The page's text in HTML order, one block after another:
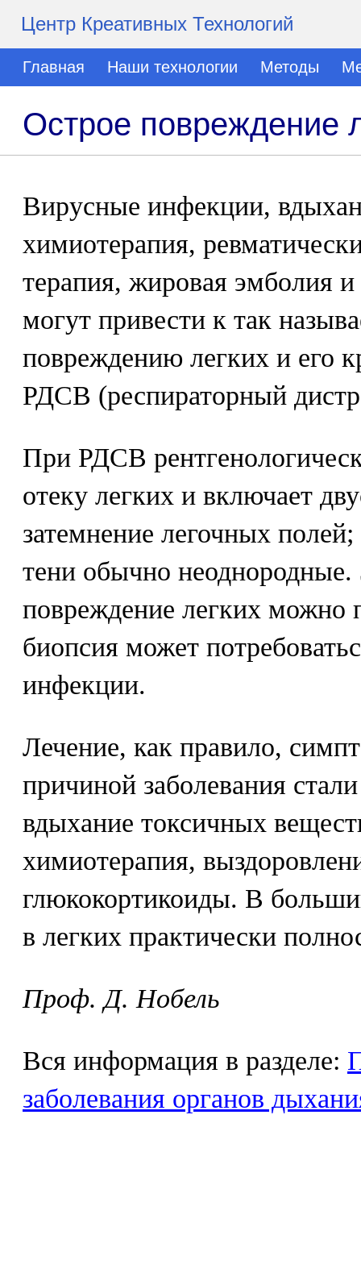
Центр Креативных Технологий
Главная Наши технологии Методы
Острое повреждение
Вирусные инфекции,
химиотерапия,
терапия, жировая эмболия и
могут привести к так
повреждению легких и его
РДСВ (респираторный
При РДСВ
отеку легких и включает
затемнение легочных
тени обычно неоднородные.
повреждение легких можно
биопсия может
инфекции.
Лечение, как правило,
причиной заболевания
вдыхание токсичных
химиотерапия,
глюкокортикоиды. В
в легких практически
Проф. Д. Нобель
Вся информация в разделе:
заболевания органов